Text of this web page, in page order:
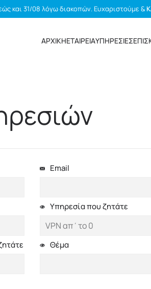
και 31/08 λόγω διακοπών. Ευχαριστούμε &
ΑΡΧΙΚΗΕΤΑΙΡΕΙΑΥΠΗΡΕΣΙΕΣ
Email
Υπηρεσία που ζητάτε
Θέμα